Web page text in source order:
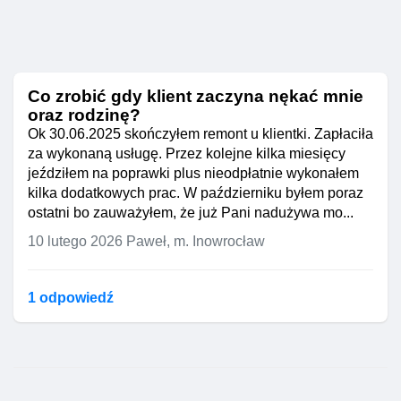
Co zrobić gdy klient zaczyna nękać mnie
oraz rodzinę?
Ok 30.06.2025 skończyłem remont u klientki. Zapłaciła
za wykonaną usługę. Przez kolejne kilka miesięcy
jeździłem na poprawki plus nieodpłatnie wykonałem
kilka dodatkowych prac. W październiku byłem poraz
ostatni bo zauważyłem, że już Pani nadużywa mo...
10 lutego 2026 Paweł, m. Inowrocław
1 odpowiedź